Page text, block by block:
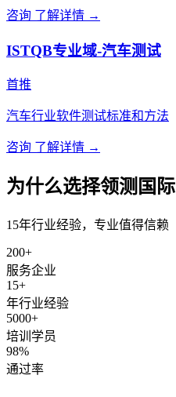
咨询 了解详情 →
ISTQB专业域-汽车测试
首推
汽车行业软件测试标准和方法
咨询 了解详情 →
为什么选择领测国际
15年行业经验，专业值得信赖
200+
服务企业
15+
年行业经验
5000+
培训学员
98%
通过率